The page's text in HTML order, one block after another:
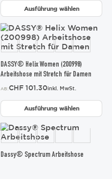
Ausführung wählen
der
Produktseite
werden
DASSY® Helix Women (200998)
Arbeitshose mit Stretch für Damen
AB:CHF 101.30inkl. MwSt.
Ausführung wählen
Dieses
Produkt
weist
mehrere
Varianten
auf.
Die
Optionen
können
der
Produktseite
gewählt
werden
Dassy® Spectrum Arbeitshose
Dieses
Produkt
weist
mehrere